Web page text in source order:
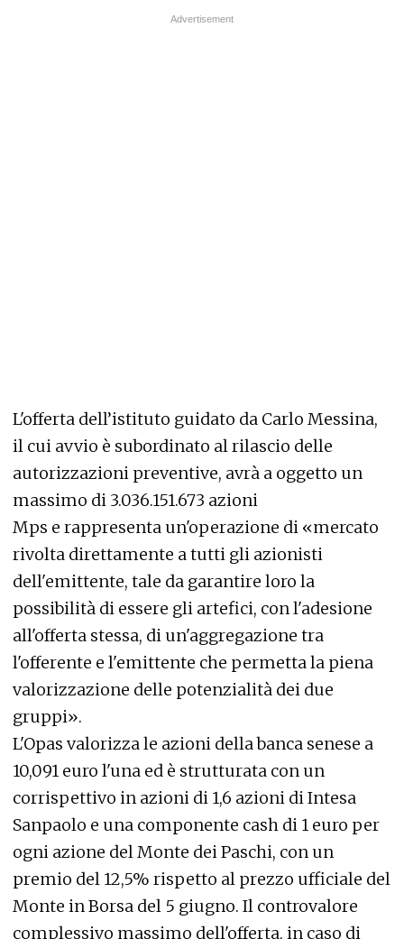
L'offerta dell’istituto guidato da Carlo Messina,
il cui avvio è subordinato al rilascio delle
autorizzazioni preventive, avrà a oggetto un
massimo di 3.036.151.673 azioni
Mps e rappresenta un'operazione di «mercato
rivolta direttamente a tutti gli azionisti
dell'emittente, tale da garantire loro la
possibilità di essere gli artefici, con l'adesione
all'offerta stessa, di un'aggregazione tra
l'offerente e l'emittente che permetta la piena
valorizzazione delle potenzialità dei due
gruppi».
L'Opas valorizza le azioni della banca senese a
10,091 euro l'una ed è strutturata con un
corrispettivo in azioni di 1,6 azioni di Intesa
Sanpaolo e una componente cash di 1 euro per
ogni azione del Monte dei Paschi, con un
premio del 12,5% rispetto al prezzo ufficiale del
Monte in Borsa del 5 giugno. Il controvalore
complessivo massimo dell'offerta, in caso di